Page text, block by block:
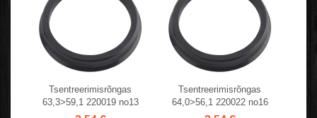
Tsentreerimisrõngas
63,3>59,1 220019 no13
Tsentreerimisrõngas
64,0>56,1 220022 no16